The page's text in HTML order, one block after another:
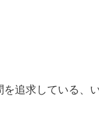
追求している、